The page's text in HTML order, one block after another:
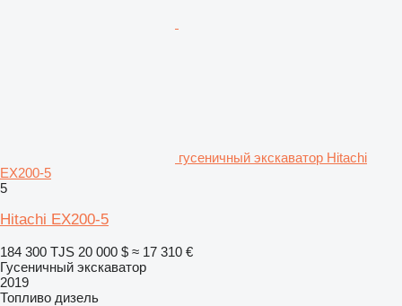
гусеничный экскаватор Hitachi
EX200-5
5
Hitachi EX200-5
184 300 TJS 20 000 $ ≈ 17 310 €
Гусеничный экскаватор
2019
Топливо дизель